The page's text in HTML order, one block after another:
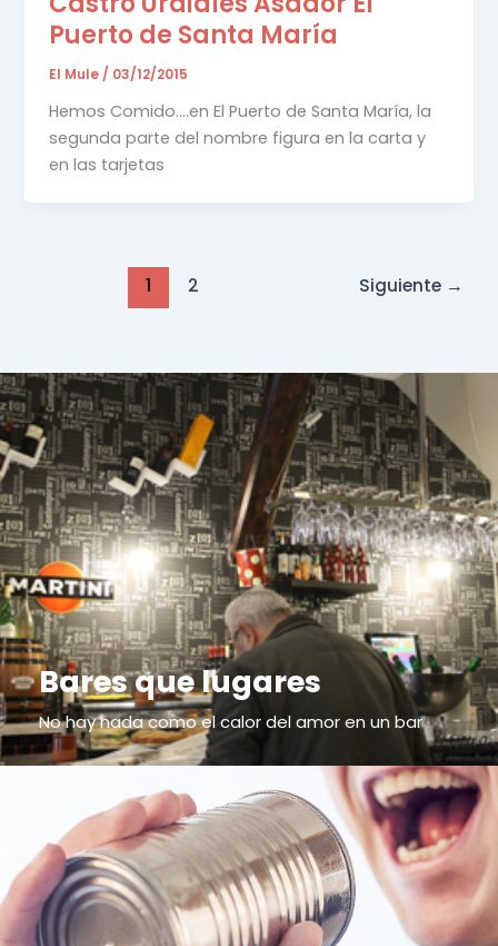
Puerto de Santa María
El Mule / 03/12/2015
Hemos Comido….en El Puerto de Santa María, la
segunda parte del nombre figura en la carta y
en las tarjetas
1 2 Siguiente →
Bares que lugares
No hay nada como el calor del amor en un bar